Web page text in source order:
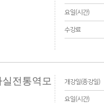
요일(시간)
수강료
전통역모
개강일(종강일)
요일(시간)